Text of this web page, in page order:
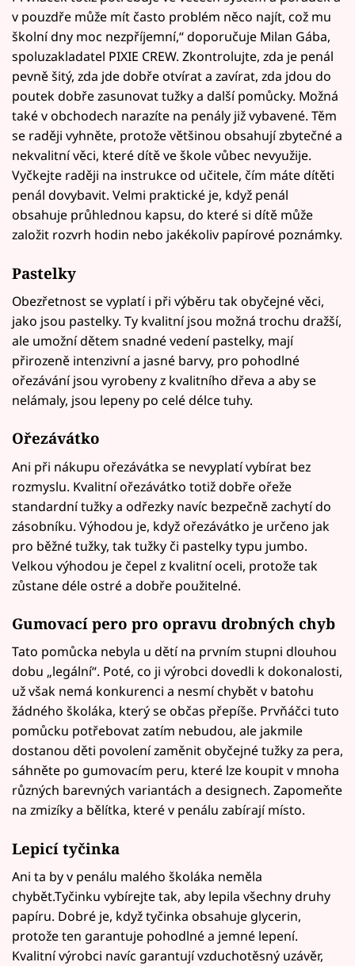
v pouzdře může mít často problém něco najít, což mu
školní dny moc nezpříjemní,“ doporučuje Milan Gába,
spoluzakladatel PIXIE CREW. Zkontrolujte, zda je penál
pevně šitý, zda jde dobře otvírat a zavírat, zda jdou do
poutek dobře zasunovat tužky a další pomůcky. Možná
také v obchodech narazíte na penály již vybavené. Těm
se raději vyhněte, protože většinou obsahují zbytečné a
nekvalitní věci, které dítě ve škole vůbec nevyužije.
Vyčkejte raději na instrukce od učitele, čím máte dítěti
penál dovybavit. Velmi praktické je, když penál
obsahuje průhlednou kapsu, do které si dítě může
založit rozvrh hodin nebo jakékoliv papírové poznámky.
Pastelky
Obezřetnost se vyplatí i při výběru tak obyčejné věci,
jako jsou pastelky. Ty kvalitní jsou možná trochu dražší,
ale umožní dětem snadné vedení pastelky, mají
přirozeně intenzivní a jasné barvy, pro pohodlné
ořezávání jsou vyrobeny z kvalitního dřeva a aby se
nelámaly, jsou lepeny po celé délce tuhy.
Ořezávátko
Ani při nákupu ořezávátka se nevyplatí vybírat bez
rozmyslu. Kvalitní ořezávátko totiž dobře ořeže
standardní tužky a odřezky navíc bezpečně zachytí do
zásobníku. Výhodou je, když ořezávátko je určeno jak
pro běžné tužky, tak tužky či pastelky typu jumbo.
Velkou výhodou je čepel z kvalitní oceli, protože tak
zůstane déle ostré a dobře použitelné.
Gumovací pero pro opravu drobných chyb
Tato pomůcka nebyla u dětí na prvním stupni dlouhou
dobu „legální“. Poté, co ji výrobci dovedli k dokonalosti,
už však nemá konkurenci a nesmí chybět v batohu
žádného školáka, který se občas přepíše. Prvňáčci tuto
pomůcku potřebovat zatím nebudou, ale jakmile
dostanou děti povolení zaměnit obyčejné tužky za pera,
sáhněte po gumovacím peru, které lze koupit v mnoha
různých barevných variantách a designech. Zapomeňte
na zmizíky a bělítka, které v penálu zabírají místo.
Lepicí tyčinka
Ani ta by v penálu malého školáka neměla
chybět.Tyčinku vybírejte tak, aby lepila všechny druhy
papíru. Dobré je, když tyčinka obsahuje glycerin,
protože ten garantuje pohodlné a jemné lepení.
Kvalitní výrobci navíc garantují vzduchotěsný uzávěr,